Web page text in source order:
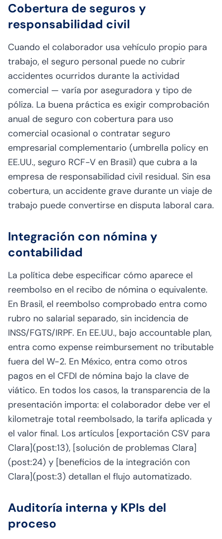
Cobertura de seguros y
responsabilidad civil
Cuando el colaborador usa vehículo propio para
trabajo, el seguro personal puede no cubrir
accidentes ocurridos durante la actividad
comercial — varía por aseguradora y tipo de
póliza. La buena práctica es exigir comprobación
anual de seguro con cobertura para uso
comercial ocasional o contratar seguro
empresarial complementario (umbrella policy en
EE.UU., seguro RCF-V en Brasil) que cubra a la
empresa de responsabilidad civil residual. Sin esa
cobertura, un accidente grave durante un viaje de
trabajo puede convertirse en disputa laboral cara.
Integración con nómina y
contabilidad
La política debe especificar cómo aparece el
reembolso en el recibo de nómina o equivalente.
En Brasil, el reembolso comprobado entra como
rubro no salarial separado, sin incidencia de
INSS/FGTS/IRPF. En EE.UU., bajo accountable plan,
entra como expense reimbursement no tributable
fuera del W-2. En México, entra como otros
pagos en el CFDI de nómina bajo la clave de
viático. En todos los casos, la transparencia de la
presentación importa: el colaborador debe ver el
kilometraje total reembolsado, la tarifa aplicada y
el valor final. Los artículos [exportación CSV para
Clara](post:13), [solución de problemas Clara]
(post:24) y [beneficios de la integración con
Clara](post:3) detallan el flujo automatizado.
Auditoría interna y KPIs del
proceso